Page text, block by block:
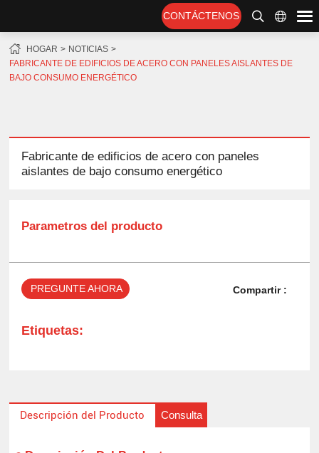
CONTÁCTENOS
HOGAR
NOTICIAS
FABRICANTE DE EDIFICIOS DE ACERO CON PANELES AISLANTES DE
BAJO CONSUMO ENERGÉTICO
Fabricante de edificios de acero con paneles
aislantes de bajo consumo energético
Parametros del producto
PREGUNTE AHORA Compartir :
Etiquetas:
Descripción del Producto Consulta